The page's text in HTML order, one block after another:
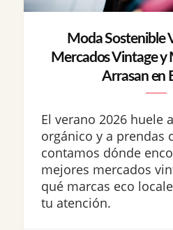
Moda Sostenible
Mercados Vintage y
Arrasan en
El verano 2026 huele
orgánico y a prendas
contamos dónde
mejores mercados
qué marcas eco
tu atención.